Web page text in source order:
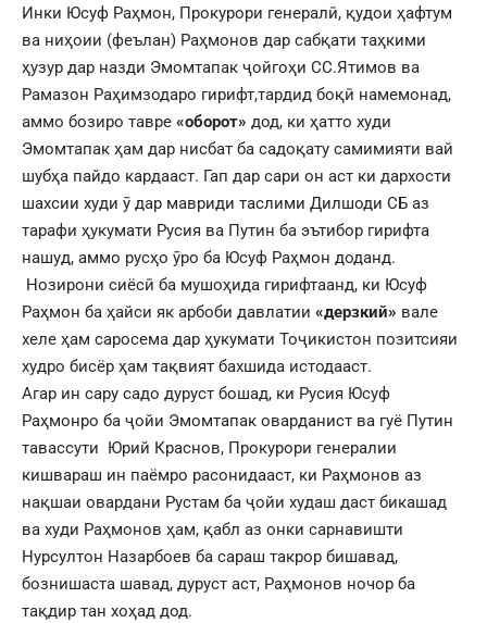
Инки Юсуф Раҳмон, Прокурори генералӣ, қудои ҳафтум
ва ниҳоии (феълан) Раҳмонов дар сабқати таҳкими
ҳузур дар назди Эмомтапак ҷойгоҳи СС.Ятимов ва
Рамазон Раҳимзодаро гирифт,тардид боқӣ намемонад,
аммо бозиро тавре «оборот» дод, ки ҳатто худи
Эмомтапак ҳам дар нисбат ба садоқату самимияти вай
шубҳа пайдо кардааст. Гап дар сари он аст ки дархости
шахсии худи ӯ дар мавриди таслими Дилшоди СБ аз
тарафи ҳукумати Русия ва Путин ба эътибор гирифта
нашуд, аммо русҳо ӯро ба Юсуф Раҳмон доданд.
Нозирони сиёсӣ ба мушоҳида гирифтаанд, ки Юсуф
Раҳмон ба ҳайси як арбоби давлатии «дерзкий» вале
хеле ҳам саросема дар ҳукумати Тоҷикистон позитсияи
худро бисёр ҳам тақвият бахшида истодааст.
Агар ин сару садо дуруст бошад, ки Русия Юсуф
Раҳмонро ба ҷойи Эмомтапак оварданист ва гуё Путин
тавассути Юрий Краснов, Прокурори генералии
кишвараш ин паёмро расонидааст, ки Раҳмонов аз
нақшаи овардани Рустам ба ҷойи худаш даст бикашад
ва худи Раҳмонов ҳам, қабл аз онки сарнавишти
Нурсултон Назарбоев ба сараш такрор бишавад,
бознишаста шавад, дуруст аст, Раҳмонов ночор ба
тақдир тан хоҳад дод.